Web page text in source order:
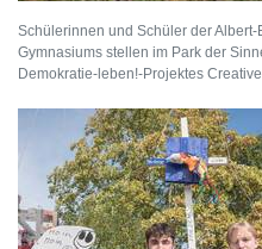
Schülerinnen und Schüler der
Gymnasiums stellen im Park der
Demokratie-leben!-Projektes